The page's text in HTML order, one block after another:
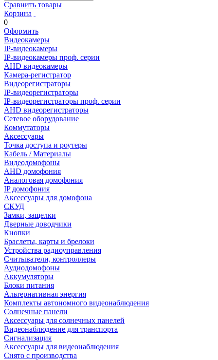
Сравнить товары
Корзина
0
Оформить
Видеокамеры
IP-видеокамеры
IP-видеокамеры проф. серии
AHD видеокамеры
Камера-регистратор
Видеорегистраторы
IP-видеорегистраторы
IP-видеорегистраторы проф. серии
AHD видеорегистраторы
Сетевое оборудование
Коммутаторы
Аксессуары
Точка доступа и роутеры
Кабель / Материалы
Видеодомофоны
AHD домофония
Аналоговая домофония
IP домофония
Аксессуары для домофона
СКУД
Замки, защелки
Дверные доводчики
Кнопки
Браслеты, карты и брелоки
Устройства радиоуправления
Считыватели, контроллеры
Аудиодомофоны
Аккумуляторы
Блоки питания
Альтернативная энергия
Комплекты автономного видеонаблюдения
Солнечные панели
Аксессуары для солнечных панелей
Видеонаблюдение для транспорта
Сигнализация
Аксессуары для видеонаблюдения
Снято с производства